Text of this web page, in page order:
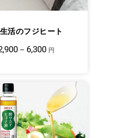
活のフジヒート
－6,300 円